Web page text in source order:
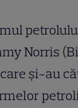
Norris
și-au